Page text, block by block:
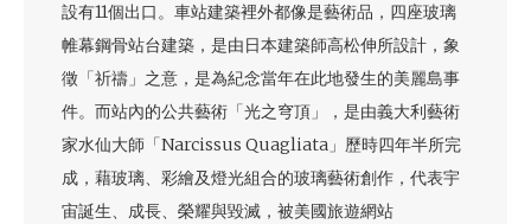
設有11個出口。車站建築裡外都像是藝術品，四座玻璃
帷幕鋼骨站台建築，是由日本建築師高松伸所設計，象
徵「祈禱」之意，是為紀念當年在此地發生的美麗島事
件。而站內的公共藝術「光之穹頂」，是由義大利藝術
家水仙大師「Narcissus Quagliata」歷時四年半所完
成，藉玻璃、彩繪及燈光組合的玻璃藝術創作，代表宇
宙誕生、成長、榮耀與毀滅，被美國旅遊網站